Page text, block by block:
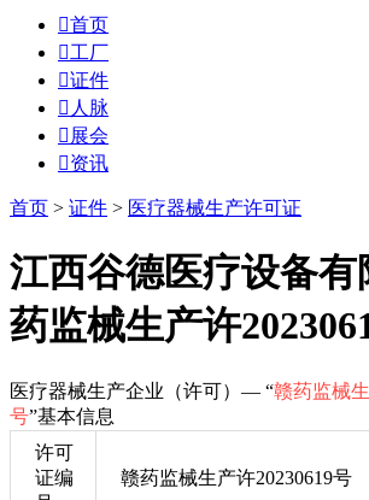
首页
工厂
证件
 人脉
 展会
资讯
首页 > 证件 > 医疗器械生产许可证
江西谷德医疗设备有
药监械生产许
医疗器械生产企业（许可）— “赣药监械
号”基本信息
许可
证编
赣药监械生产许20230619号